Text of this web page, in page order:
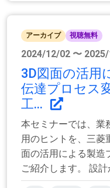
アーカイブ 視聴無料
2024/12/02 〜
3D図面の活用
伝達プロセス
工...
本セミナーでは、業
用のヒントを、三菱
面の活用による製造
ご紹介します。 設